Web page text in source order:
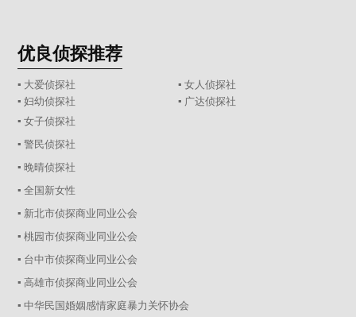
优良侦探推荐
▪ 大爱侦探社
▪ 女人侦探社
▪ 妇幼侦探社
▪ 广达侦探社
▪ 女子侦探社
▪ 警民侦探社
▪ 晚晴侦探社
▪ 全国新女性
▪ 新北市侦探商业同业公会
▪ 桃园市侦探商业同业公会
▪ 台中市侦探商业同业公会
▪ 高雄市侦探商业同业公会
▪ 中华民国婚姻感情家庭暴力关怀协会